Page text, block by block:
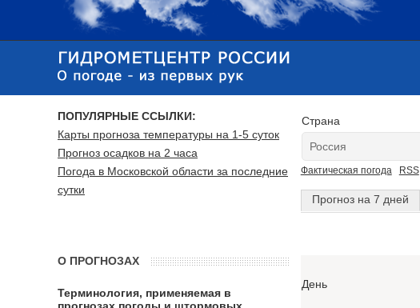
Страна
Фактическая погода RSS
Прогноз на 7 дней
День
ПОПУЛЯРНЫЕ ССЫЛКИ:
Карты прогноза температуры на 1-5 суток
Прогноз осадков на 2 часа
Погода в Московской области за последние
сутки
О ПРОГНОЗАХ
Терминология, применяемая в